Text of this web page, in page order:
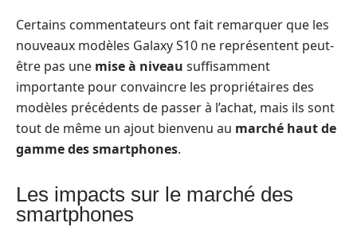
Certains commentateurs ont fait remarquer que les
nouveaux modèles Galaxy S10 ne représentent peut-
être pas une mise à niveau suffisamment
importante pour convaincre les propriétaires des
modèles précédents de passer à l’achat, mais ils sont
tout de même un ajout bienvenu au marché haut de
gamme des smartphones.
Les impacts sur le marché des
smartphones